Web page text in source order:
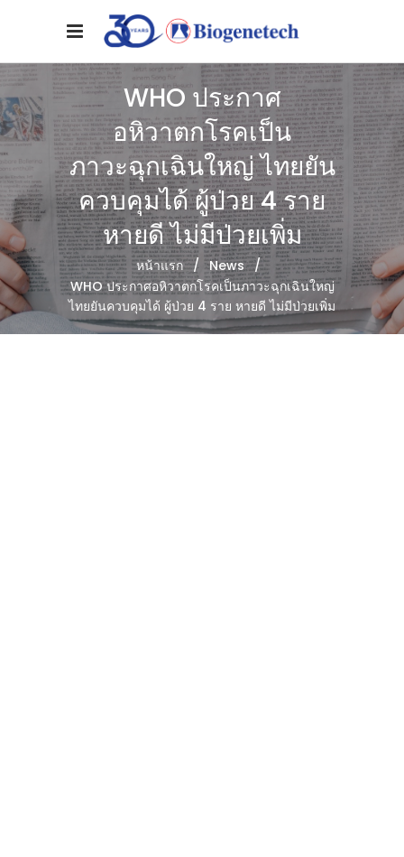
WHO ประกาศ
อหิวาตกโรคเป็น
ภาวะฉุกเฉินใหญ่ ไทยยัน
ควบคุมได้ ผู้ป่วย 4 ราย
หายดี ไม่มีป่วยเพิ่ม
หน้าแรก/ News/
WHO ประกาศอหิวาตกโรคเป็นภาวะฉุกเฉินใหญ่
ไทยยันควบคุมได้ ผู้ป่วย 4 ราย หายดี ไม่มีป่วยเพิ่ม